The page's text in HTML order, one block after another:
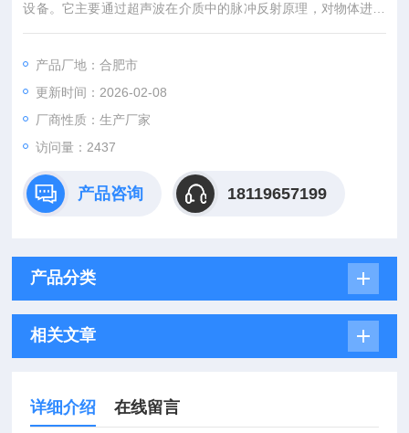
设备。它主要通过超声波在介质中的脉冲反射原理，对物体进行
非接触、无损的厚度测试，主要由主机和探头两部分组成，其中
测量结果。
产品厂地：合肥市
更新时间：2026-02-08
厂商性质：生产厂家
访问量：2437
产品咨询 18119657199
产品分类
相关文章
详细介绍 在线留言